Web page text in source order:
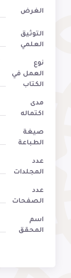
الغرض
التوثيق
العلمي
نوع
العمل في
الكتاب
مدى
اكتماله
صيغة
الطباعة
عدد
المجلدات
عدد
الصفحات
اسم
المحقق